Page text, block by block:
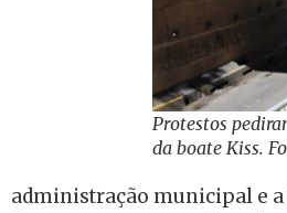
Protestos
da boate Kiss.
administração municipal e a